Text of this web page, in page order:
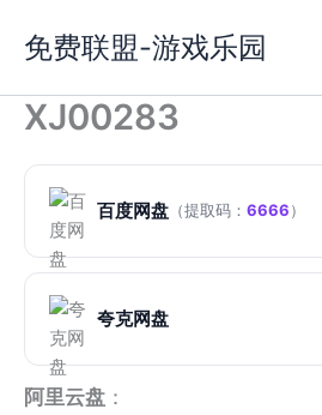
容
免费联盟-游戏乐园
XJ00283
百度网盘 （提取码： 6666）
夸克网盘
阿里云盘 ：